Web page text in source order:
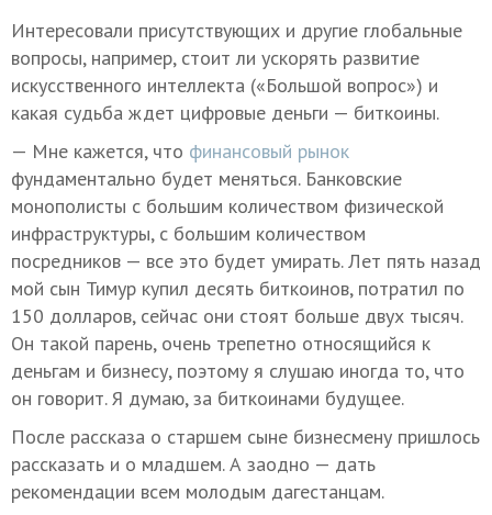
Интересовали присутствующих и другие глобальные
вопросы, например, стоит ли ускорять развитие
искусственного интеллекта («Большой вопрос») и
какая судьба ждет цифровые деньги — биткоины.
— Мне кажется, что финансовый рынок
фундаментально будет меняться. Банковские
монополисты с большим количеством физической
инфраструктуры, с большим количеством
посредников — все это будет умирать. Лет пять назад
мой сын Тимур купил десять биткоинов, потратил по
150 долларов, сейчас они стоят больше двух тысяч.
Он такой парень, очень трепетно относящийся к
деньгам и бизнесу, поэтому я слушаю иногда то, что
он говорит. Я думаю, за биткоинами будущее.
После рассказа о старшем сыне бизнесмену пришлось
рассказать и о младшем. А заодно — дать
рекомендации всем молодым дагестанцам.